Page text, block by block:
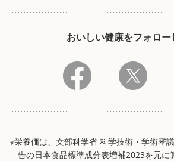
おいしい健康をフォロー
※栄養価は、文部科学省 科学技術・学術審
告の日本食品標準成分表増補2023を元に